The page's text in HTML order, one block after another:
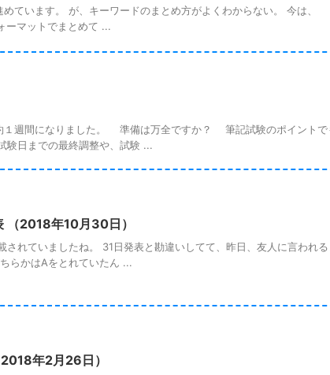
めています。 が、キーワードのまとめ方がよくわからない。 今は
マットでまとめて ...
１週間になりました。 準備は万全ですか？ 筆記試験のポイントで
日までの最終調整や、試験 ...
（2018年10月30日）
れていましたね。 31日発表と勘違いしてて、昨日、友人に言われ
らかはAをとれていたん ...
年2月26日）